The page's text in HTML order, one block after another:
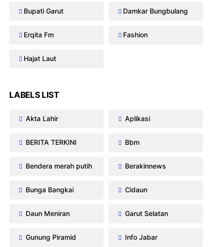
Bupati Garut Damkar Bungbulang
Erqita Fm Fashion
Hajat Laut
LABELS LIST
Akta Lahir Aplikasi
BERITA TERKINI Bbm
Bendera merah putih Berakinnews
Bunga Bangkai Cidaun
Daun Meniran Garut Selatan
Gunung Piramid Info Jabar